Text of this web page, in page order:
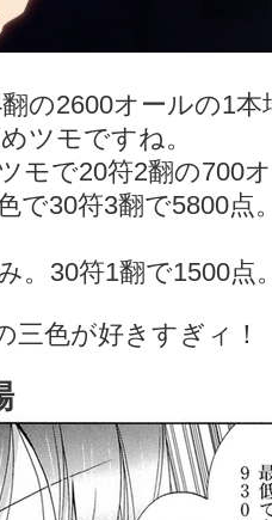
の2600オールの1本
ツモですね。
モで20符2翻の700
で30符3翻で5800点
。30符1翻で1500点
三色が好きすぎィ